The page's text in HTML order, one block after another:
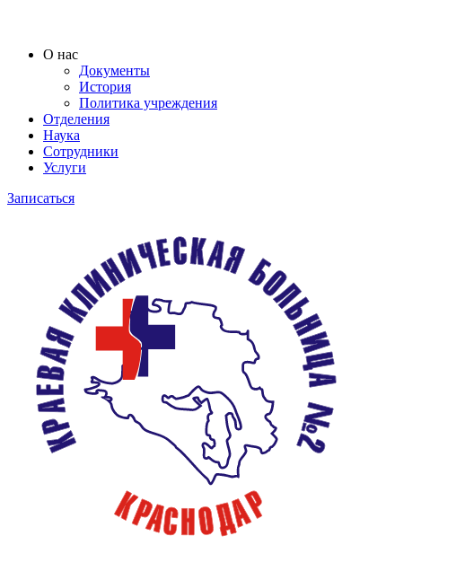
О нас
Документы
История
Политика учреждения
Отделения
Наука
Сотрудники
Услуги
Записаться